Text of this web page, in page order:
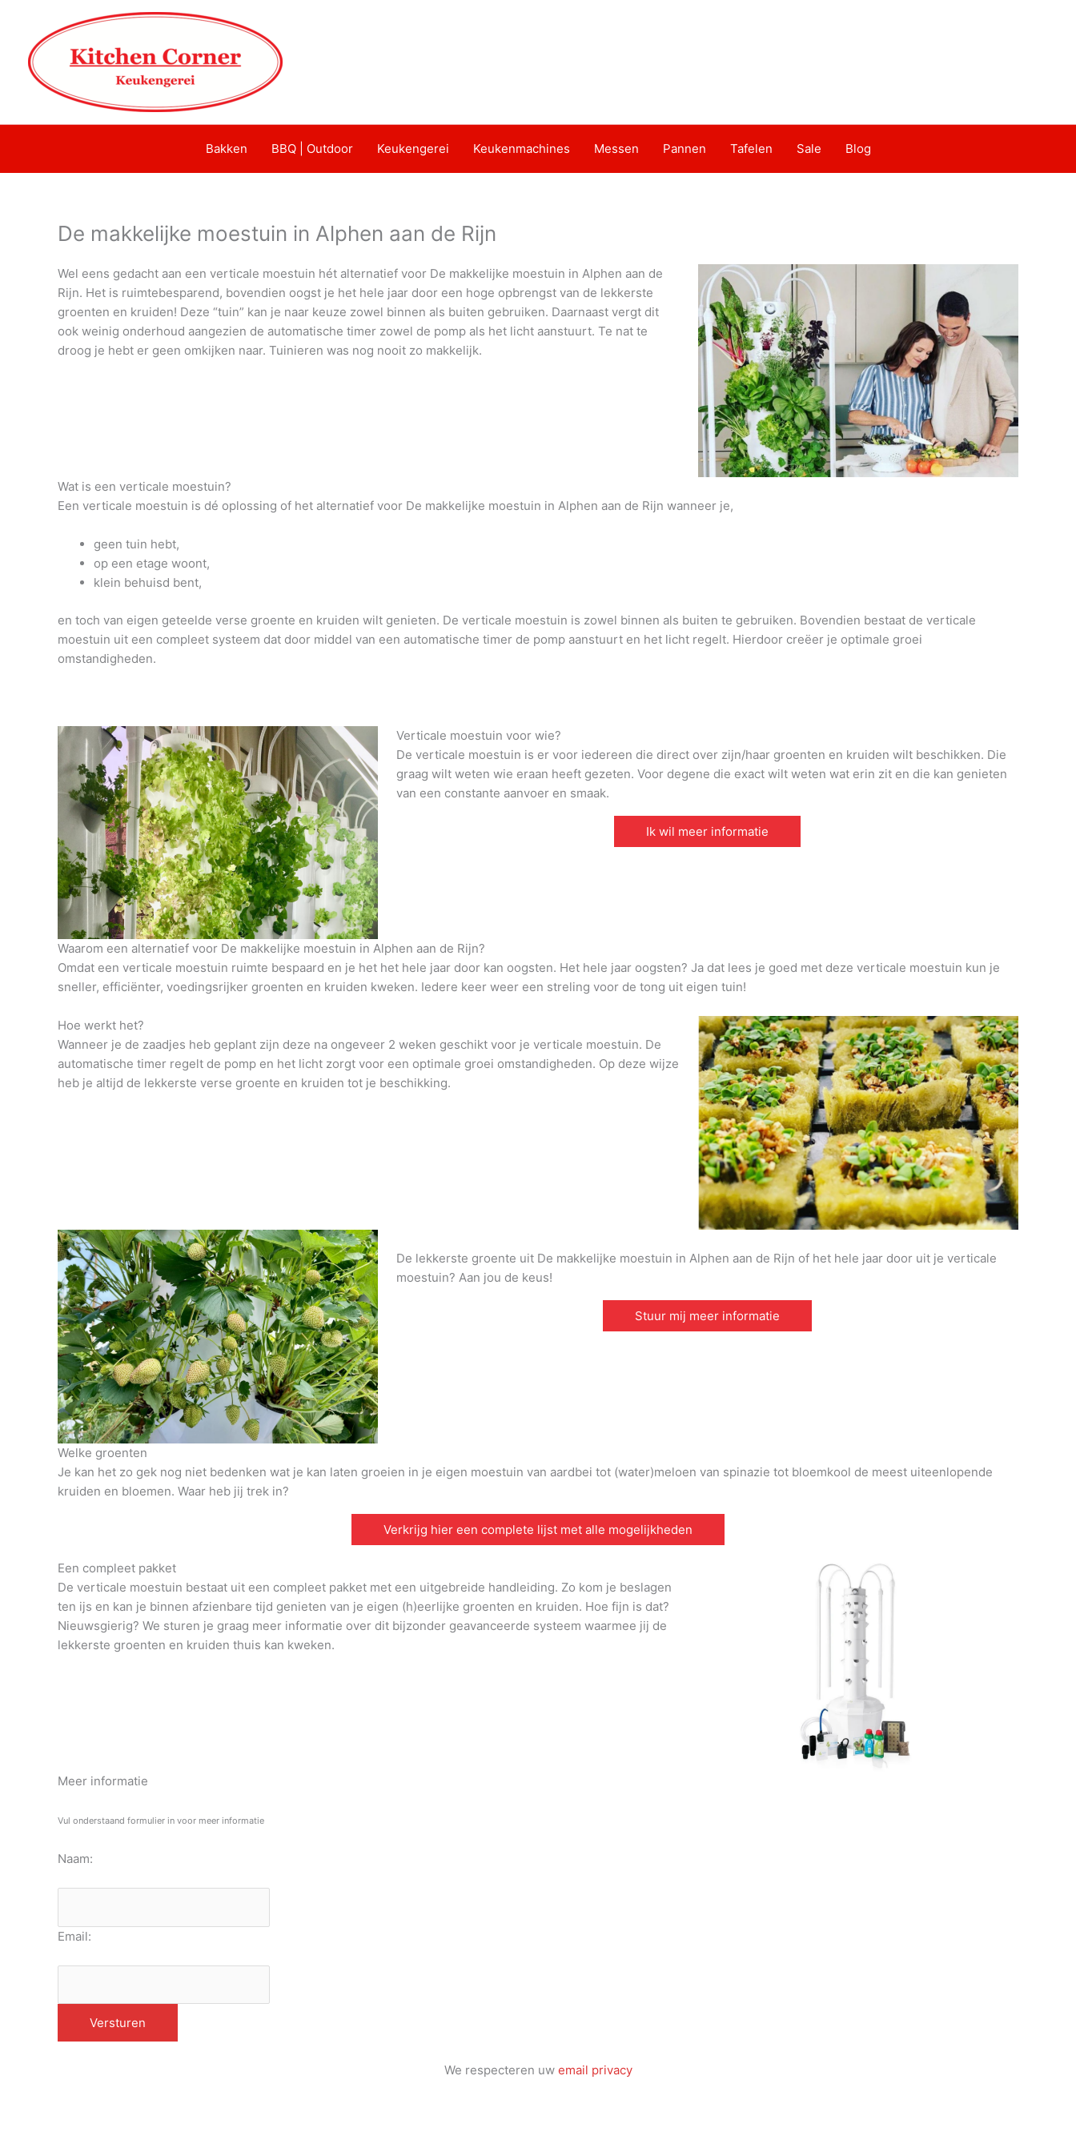
Bakken BBQ | Outdoor Keukengerei Keukenmachines Messen Pannen Tafelen Sale Blog
De makkelijke moestuin in Alphen aan de Rijn
Wel eens gedacht aan een verticale moestuin hét alternatief voor De makkelijke moestuin in Alphen aan de
Rijn. Het is ruimtebesparend, bovendien oogst je het hele jaar door een hoge opbrengst van de lekkerste
groenten en kruiden! Deze “tuin” kan je naar keuze zowel binnen als buiten gebruiken. Daarnaast vergt dit
ook weinig onderhoud aangezien de automatische timer zowel de pomp als het licht aanstuurt. Te nat te
droog je hebt er geen omkijken naar. Tuinieren was nog nooit zo makkelijk.
Wat is een verticale moestuin?
Een verticale moestuin is dé oplossing of het alternatief voor De makkelijke moestuin in Alphen aan de Rijn wanneer je,
geen tuin hebt,
op een etage woont,
klein behuisd bent,
en toch van eigen geteelde verse groente en kruiden wilt genieten. De verticale moestuin is zowel binnen als buiten te gebruiken. Bovendien bestaat de verticale
moestuin uit een compleet systeem dat door middel van een automatische timer de pomp aanstuurt en het licht regelt. Hierdoor creëer je optimale groei
omstandigheden.
Verticale moestuin voor wie?
De verticale moestuin is er voor iedereen die direct over zijn/haar groenten en kruiden wilt beschikken. Die
graag wilt weten wie eraan heeft gezeten. Voor degene die exact wilt weten wat erin zit en die kan genieten
van een constante aanvoer en smaak.
Ik wil meer informatie
Waarom een alternatief voor De makkelijke moestuin in Alphen aan de Rijn?
Omdat een verticale moestuin ruimte bespaard en je het het hele jaar door kan oogsten. Het hele jaar oogsten? Ja dat lees je goed met deze verticale moestuin kun je
sneller, efficiënter, voedingsrijker groenten en kruiden kweken. Iedere keer weer een streling voor de tong uit eigen tuin!
Hoe werkt het?
Wanneer je de zaadjes heb geplant zijn deze na ongeveer 2 weken geschikt voor je verticale moestuin. De
automatische timer regelt de pomp en het licht zorgt voor een optimale groei omstandigheden. Op deze wijze
heb je altijd de lekkerste verse groente en kruiden tot je beschikking.
De lekkerste groente uit De makkelijke moestuin in Alphen aan de Rijn of het hele jaar door uit je verticale
moestuin? Aan jou de keus!
Stuur mij meer informatie
Welke groenten
Je kan het zo gek nog niet bedenken wat je kan laten groeien in je eigen moestuin van aardbei tot (water)meloen van spinazie tot bloemkool de meest uiteenlopende
kruiden en bloemen. Waar heb jij trek in?
Verkrijg hier een complete lijst met alle mogelijkheden
Een compleet pakket
De verticale moestuin bestaat uit een compleet pakket met een uitgebreide handleiding. Zo kom je beslagen
ten ijs en kan je binnen afzienbare tijd genieten van je eigen (h)eerlijke groenten en kruiden. Hoe fijn is dat?
Nieuwsgierig? We sturen je graag meer informatie over dit bijzonder geavanceerde systeem waarmee jij de
lekkerste groenten en kruiden thuis kan kweken.
Meer informatie
Vul onderstaand formulier in voor meer informatie
Naam:
Email:
We respecteren uw email privacy